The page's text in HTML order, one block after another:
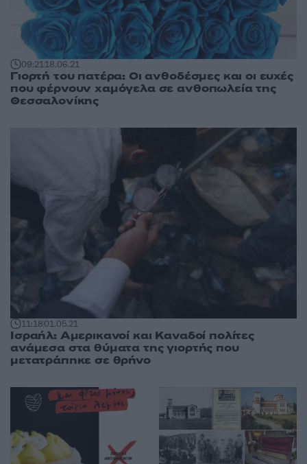
09:2118.06.21
Γιορτή του πατέρα: Οι ανθοδέσμες και οι ευχές
που φέρνουν χαμόγελα σε ανθοπωλεία της
Θεσσαλονίκης
11:1801.05.21
Ισραήλ: Αμερικανοί και Καναδοί πολίτες
ανάμεσα στα θύματα της γιορτής που
μετατράπηκε σε θρήνο